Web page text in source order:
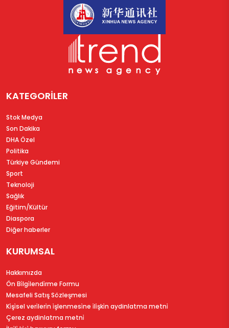
KATEGORİLER
Stok Medya
Son Dakika
DHA Özel
Politika
Türkiye Gündemi
Sport
Teknoloji
Sağlık
Eğitim/Kültür
Diaspora
Diğer haberler
KURUMSAL
Hakkımızda
Ön Bi̇lgi̇lendi̇rme Formu
Mesafeli Satış Sözleşmesi
Ki̇şi̇sel veri̇leri̇n i̇şlenmesi̇ne i̇li̇şki̇n aydinlatma metni̇
Çerez aydinlatma metni̇